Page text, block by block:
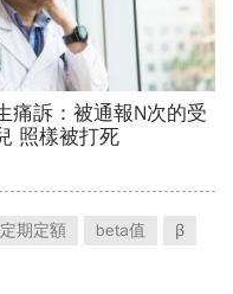
定期定額 beta值 β